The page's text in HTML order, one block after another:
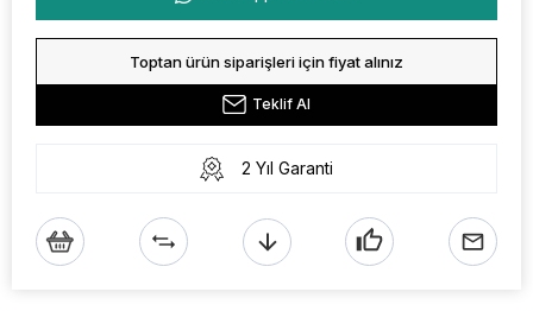
Toptan ürün siparişleri için fiyat alınız
Teklif Al
2 Yıl Garanti